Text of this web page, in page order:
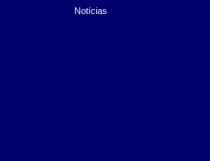
Notícias